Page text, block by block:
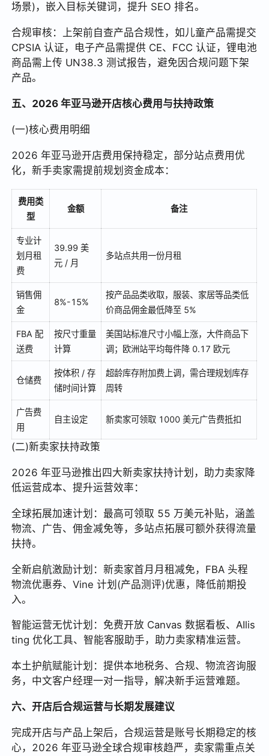
场景)，嵌入目标关键词，提升 SEO 排名。
合规审核：上架前自查产品合规性，如儿童产品需提交
CPSIA 认证，电子产品需提供 CE、FCC 认证，锂电池
商品需上传 UN38.3 测试报告，避免因合规问题下架
产品。
五、2026 年亚马逊开店核心费用与扶持政策
(一)核心费用明细
2026 年亚马逊开店费用保持稳定，部分站点费用优
化，新手卖家需提前规划资金成本：
费用类
型
金额 备注
专业计
划月租
费
39.99 美
元 / 月
多站点共用一份月租
销售佣
金
8%-15%
按产品品类收取，服装、家居等品类低
价商品佣金最低降至 5%
FBA 配
送费
按尺寸重量
计算
美国站标准尺寸小幅上涨，大件商品下
调；欧洲站平均每件降 0.17 欧元
仓储费
按体积 / 存
储时间计算
超龄库存附加费上调，需合理规划库存
周转
广告费
用
自主设定 新卖家可领取 1000 美元广告费抵扣
(二)新卖家扶持政策
2026 年亚马逊推出四大新卖家扶持计划，助力卖家降
低运营成本、提升运营效率：
全球拓展加速计划：最高可领取 55 万美元补贴，涵盖
物流、广告、佣金减免等，多站点拓展可额外获得流量
扶持。
全新启航激励计划：新卖家首月月租减免，FBA 头程
物流优惠券、Vine 计划(产品测评)优惠，降低前期投
入。
智能运营无忧计划：免费开放 Canvas 数据看板、AIlis
ting 优化工具、智能客服助手，助力卖家精准运营。
本土护航赋能计划：提供本地税务、合规、物流咨询服
务，中文客户经理一对一指导，解决新手运营难题。
六、开店后合规运营与长期发展建议
完成开店与产品上架后，合规运营是账号长期稳定的核
心，2026 年亚马逊全球合规审核趋严，卖家需重点关